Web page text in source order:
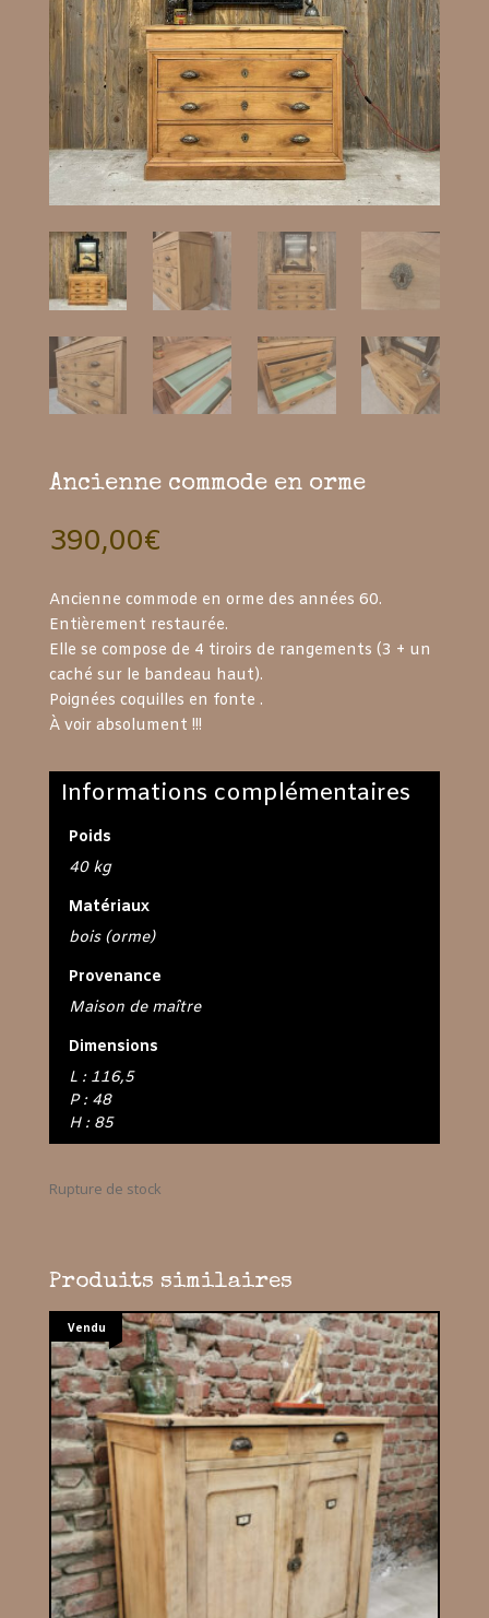
Ancienne commode en orme
390,00€
Ancienne commode en orme des années 60.
Entièrement restaurée.
Elle se compose de 4 tiroirs de rangements (3 + un
caché sur le bandeau haut).
Poignées coquilles en fonte .
À voir absolument !!!
Informations complémentaires
Poids
40 kg
Matériaux
bois (orme)
Provenance
Maison de maître
Dimensions
L : 116,5
P : 48
H : 85
Rupture de stock
Produits similaires
Vendu